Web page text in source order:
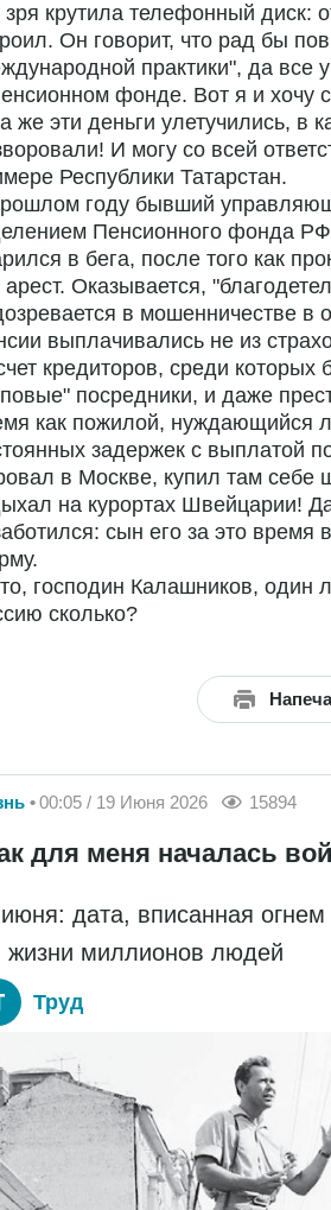
зря крутила телефонный диск:
Он говорит, что рад бы
практики", да все
фонде. Вот я и хочу
же эти деньги улетучились, в
И могу со всей
Республики Татарстан.
году бывший
Пенсионного фонда
в бега, после того как
арест. Оказывается,
в мошенничестве в
выплачивались не из
кредиторов, среди
посредники, и даже
как пожилой, нуждающийся
задержек с выплатой
в Москве, купил там себе
на курортах Швейцарии!
сын его за это время
господин Калашников, один
сколько?
00:05 / 19 Июня 2026 15894
для меня началась
дата, вписанная
жизни миллионов людей
Труд